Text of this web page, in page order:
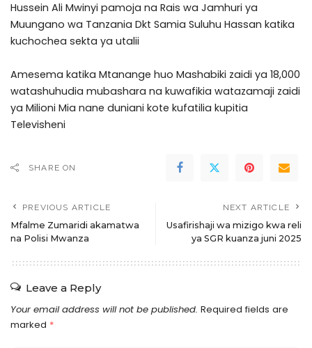
Hussein Ali Mwinyi pamoja na Rais wa Jamhuri ya
Muungano wa Tanzania Dkt Samia Suluhu Hassan katika
kuchochea sekta ya utalii
Amesema katika Mtanange huo Mashabiki zaidi ya 18,000
watashuhudia mubashara na kuwafikia watazamaji zaidi
ya Milioni Mia nane duniani kote kufatilia kupitia
Televisheni
SHARE ON
PREVIOUS ARTICLE
Mfalme Zumaridi akamatwa
na Polisi Mwanza
NEXT ARTICLE
Usafirishaji wa mizigo kwa reli
ya SGR kuanza juni 2025
Leave a Reply
Your email address will not be published. Required fields are
marked *